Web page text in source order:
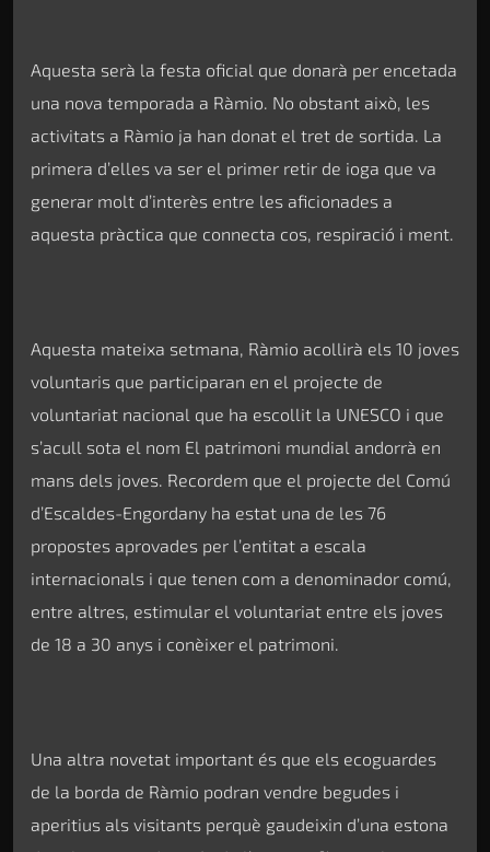
Aquesta serà la festa oficial que donarà per encetada
una nova temporada a Ràmio. No obstant això, les
activitats a Ràmio ja han donat el tret de sortida. La
primera d’elles va ser el primer retir de ioga que va
generar molt d’interès entre les aficionades a
aquesta pràctica que connecta cos, respiració i ment.
Aquesta mateixa setmana, Ràmio acollirà els 10 joves
voluntaris que participaran en el projecte de
voluntariat nacional que ha escollit la UNESCO i que
s’acull sota el nom El patrimoni mundial andorrà en
mans dels joves. Recordem que el projecte del Comú
d’Escaldes-Engordany ha estat una de les 76
propostes aprovades per l’entitat a escala
internacionals i que tenen com a denominador comú,
entre altres, estimular el voluntariat entre els joves
de 18 a 30 anys i conèixer el patrimoni.
Una altra novetat important és que els ecoguardes
de la borda de Ràmio podran vendre begudes i
aperitius als visitants perquè gaudeixin d’una estona